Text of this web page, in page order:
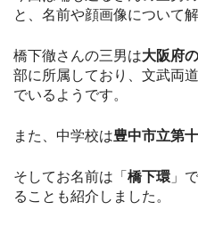
と、名前や顔画像について
橋下徹さんの三男は大阪府
部に所属しており、文武両
でいるようです。
また、中学校は豊中市立第
そしてお名前は「 橋下環 」
ることも紹介しました。